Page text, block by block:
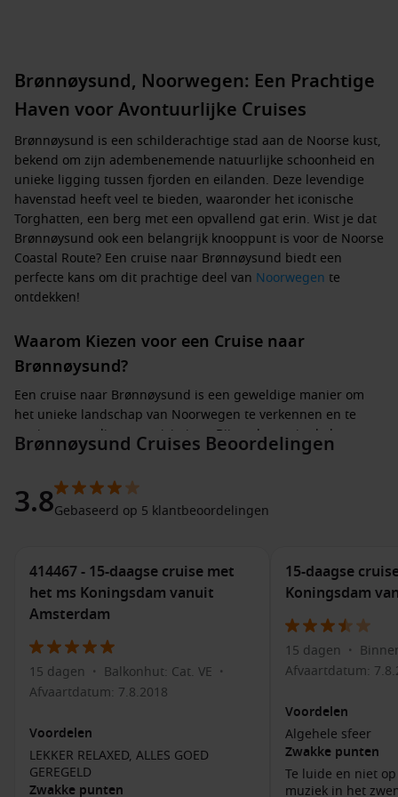
Brønnøysund, Noorwegen: Een Prachtige
Haven voor Avontuurlijke Cruises
Brønnøysund is een schilderachtige stad aan de Noorse kust,
bekend om zijn adembenemende natuurlijke schoonheid en
unieke ligging tussen fjorden en eilanden. Deze levendige
havenstad heeft veel te bieden, waaronder het iconische
Torghatten, een berg met een opvallend gat erin. Wist je dat
Brønnøysund ook een belangrijk knooppunt is voor de Noorse
Coastal Route? Een cruise naar Brønnøysund biedt een
perfecte kans om dit prachtige deel van Noorwegen te
ontdekken!
Waarom Kiezen voor een Cruise naar
Brønnøysund?
Een cruise naar Brønnøysund is een geweldige manier om
het unieke landschap van Noorwegen te verkennen en te
genieten van diverse activiteiten. Bij aankomst in de haven
kun je genieten van de natuurlijke wonderen, de lokale
buitenactiviteiten, waaronder unieke wandeltochten en
fjordverkenningen. Brønnøysund is de ideale bestemming
Activiteiten en Bezienswaardigheden in
Brønnøysund, Noorwegen
Wanneer je in Brønnøysund aankomt, zijn hier enkele
geweldige activiteiten en bezienswaardigheden die je kunt
ontdekken:
Deze iconische berg met een gat erin is een
must-see. Maak een korte wandeling omhoog om het
uitzicht over de omgeving te bewonderen, een actieve
ervaring die je niet mag missen.
Brønnøysund Cruises Beoordelingen
3.8Gebaseerd op 5 klantbeoordelingen
414467 - 15-daagse cruise met
het ms Koningsdam vanuit
Amsterdam
15 dagen • Balkonhut: Cat. VE •
Afvaartdatum: 7.8.2018
Voordelen
LEKKER RELAXED, ALLES GOED
GEREGELD
Zwakke punten
15-daagse
Koningsdam
15 dagen •
Afvaartdatum:
Voordelen
Algehele sfeer
Zwakke punten
Te luide en niet
muziek in het